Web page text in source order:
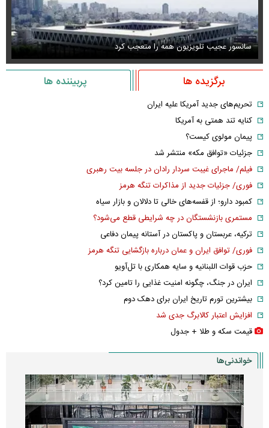
سانسور عجیب تلویزیون همه را متعجب کرد
برگزیده ها پربیننده ها
تحریم‌های جدید آمریکا علیه ایران
کنایه تند همتی به آمریکا
پیمان مولوی کیست؟
جزئیات «توافق مکه» منتشر شد
فیلم/ ماجرای غیبت سردار رادان در جلسه بیت رهبری
فوری/ جزئیات جدید از مذاکرات تنگه هرمز
کمبود دارو؛ از قفسه‌های خالی تا دلالان و بازار سیاه
مستمری بازنشستگان در چه شرایطی قطع می‌شود؟
ترکیه، عربستان و پاکستان در آستانه پیمان دفاعی
فوری/ توافق ایران و عمان درباره بازگشایی تنگه هرمز
حزب قوات اللبنانیه و سایه همکاری با تل‌آویو
ایران در جنگ، چگونه امنیت غذایی را تامین کرد؟
بیشترین تورم تاریخ ایران برای دهک دوم
افزایش اعتبار کالابرگ جدی شد
قیمت سکه و طلا + جدول
خواندنی‌ها